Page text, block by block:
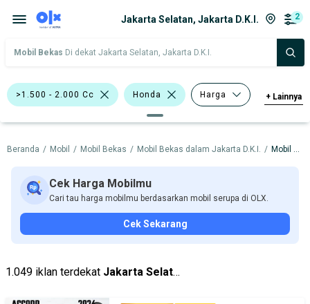
Jakarta Selatan, Jakarta D.K.I. 2
Mobil Bekas Di dekat Jakarta Selatan, Jakarta D.K.I.
>1.500 - 2.000 Cc Honda Harga
Merek Dan Model Tahun
Tipe Bodi Tipe Membership
+ Lainnya
Beranda / Mobil / Mobil Bekas / Mobil Bekas dalam Jakarta D.K.I. / Mobil Bekas dalam Jakarta Selatan
Cek Harga Mobilmu
Cari tau harga mobilmu berdasarkan mobil serupa di OLX.
Cek Sekarang
1.049 iklan terdekat Jakarta Selatan